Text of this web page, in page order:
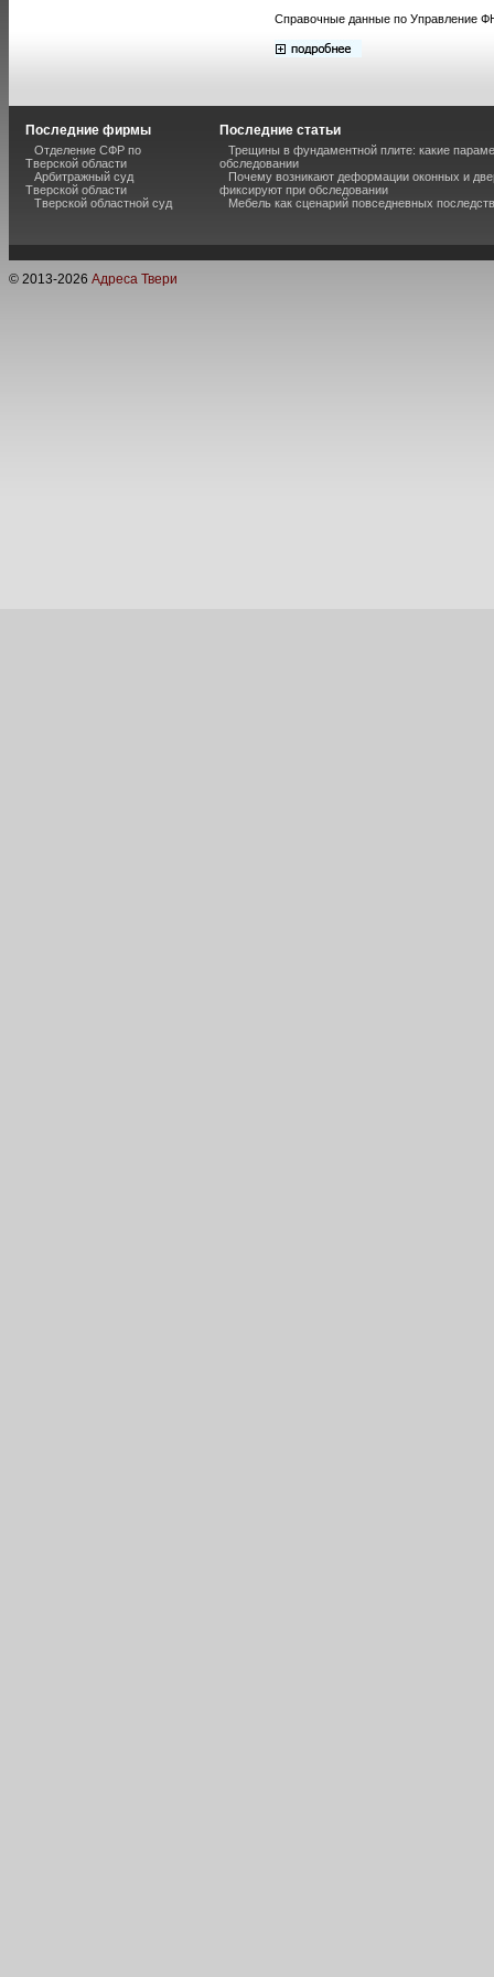
Справочные данные по Управление
Последние фирмы
Отделение СФР по
Тверской области
Арбитражный суд
Тверской области
Тверской областной суд
Последние статьи
Трещины в фундаментной плите: какие
обследовании
Почему возникают деформации оконных и
фиксируют при обследовании
Мебель как сценарий повседневных
© 2013-2026 Адреса Твери